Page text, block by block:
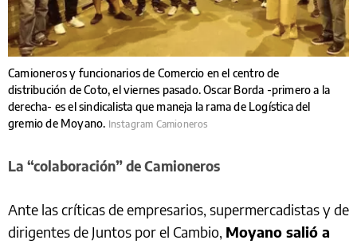
Camioneros y funcionarios de Comercio en el centro de
distribución de Coto, el viernes pasado. Oscar Borda -primero a la
derecha- es el sindicalista que maneja la rama de Logística del
gremio de Moyano. Instagram Camioneros
La “colaboración” de Camioneros
Ante las críticas de empresarios, supermercadistas y de
dirigentes de Juntos por el Cambio, Moyano salió a